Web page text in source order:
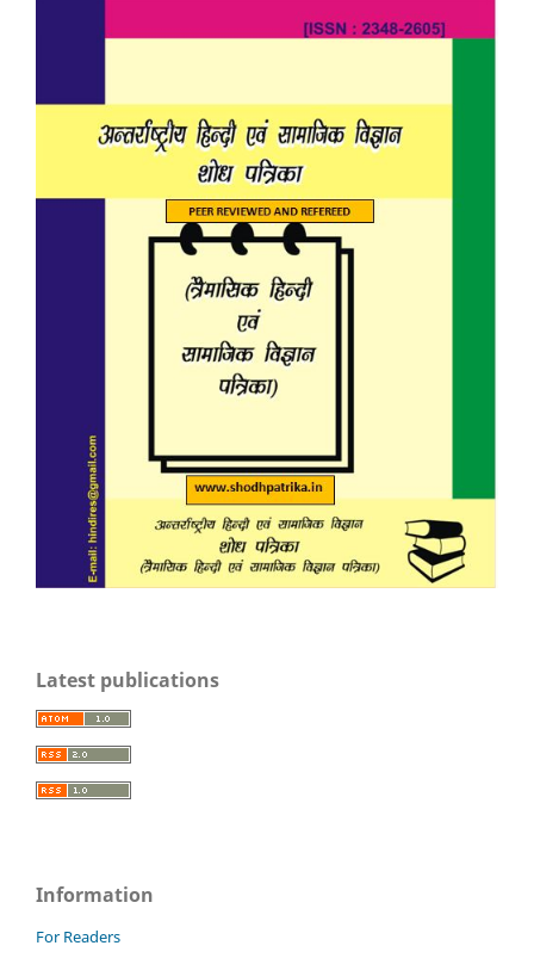
Latest publications
Information
For Readers